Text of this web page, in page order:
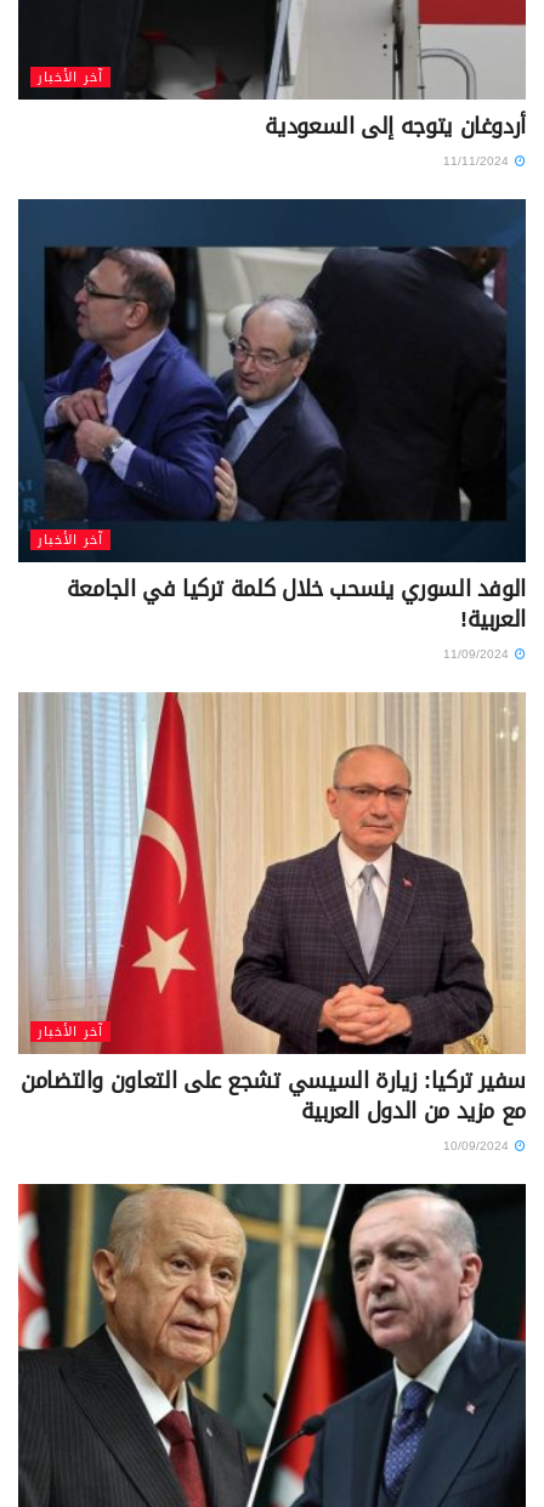
آخر الأخبار
أردوغان يتوجه إلى السعودية
آخر الأخبار
الوفد السوري ينسحب خلال كلمة تركيا في الجامعة
العربية!
آخر الأخبار
سفير تركيا: زيارة السيسي تشجع على التعاون والتضامن
مع مزيد من الدول العربية